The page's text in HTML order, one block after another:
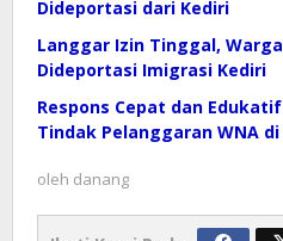
Dideportasi dari Kediri
Langgar Izin Tinggal,
Dideportasi Imigrasi Kediri
Respons Cepat dan
Tindak Pelanggaran WNA di
oleh danang